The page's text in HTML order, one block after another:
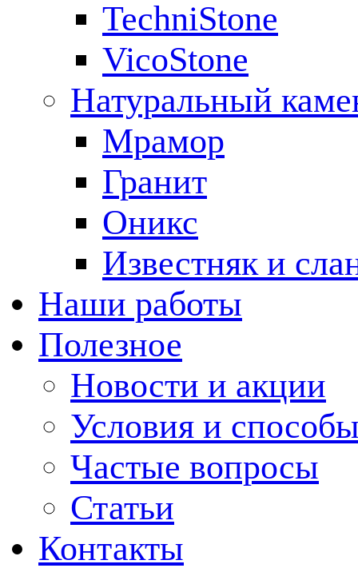
TechniStone
VicoStone
Натуральный
Мрамор
Гранит
Оникс
Известняк и
Наши работы
Полезное
Новости и акции
Условия и
Частые вопросы
Статьи
Контакты